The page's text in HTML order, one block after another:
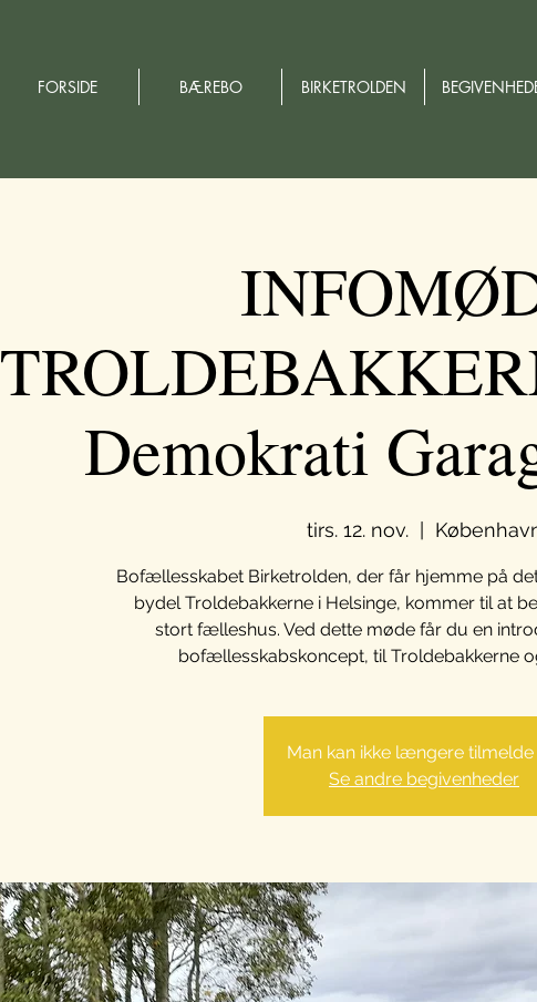
Demokrati
tirs. 12. nov.
  |
Bofællesskabet Birketrolden, der får hjemme på
bydel Troldebakkerne i Helsinge, kommer til at
stort fælleshus. Ved dette møde får du en
bofællesskabskoncept, til Troldebakkerne
Man kan ikke længere tilmelde
Se andre begivenheder
FORSIDE BÆREBO BIRKETROLDEN